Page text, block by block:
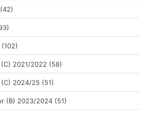
(42)
(102)
2021/2022 (58)
2024/25 (51)
(B) 2023/2024 (51)